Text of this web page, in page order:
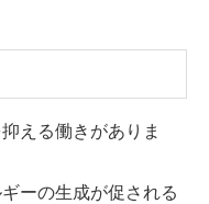
える働きがありま
ーの生成が促される